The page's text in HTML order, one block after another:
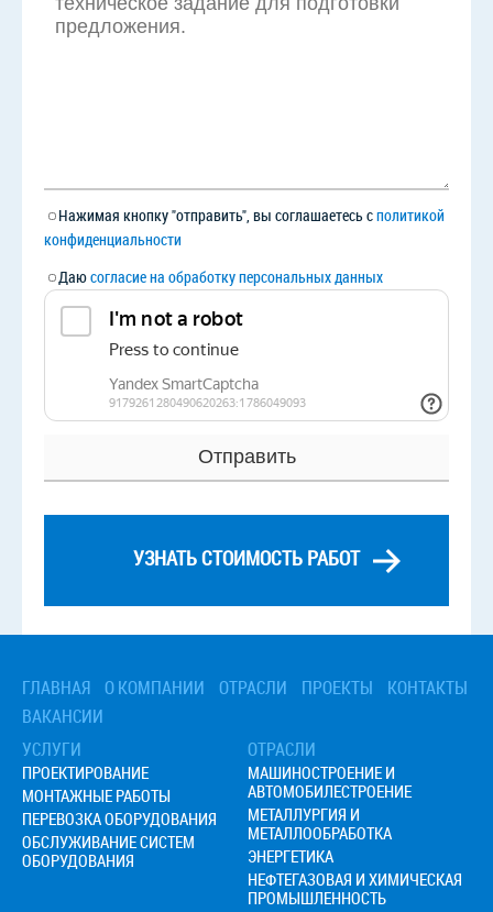
Нажимая кнопку "отправить", вы соглашаетесь сполитикой
конфиденциальности
Даюсогласие на обработку персональных данных
УЗНАТЬ СТОИМОСТЬ РАБОТ
› Монтаж конвейеров
ГЛАВНАЯ О КОМПАНИИ ОТРАСЛИ ПРОЕКТЫ
КОНТАКТЫ
ВАКАНСИИ
УСЛУГИ
ПРОЕКТИРОВАНИЕ
МОНТАЖНЫЕ РАБОТЫ
ПЕРЕВОЗКА ОБОРУДОВАНИЯ
ОБСЛУЖИВАНИЕ СИСТЕМ
ОБОРУДОВАНИЯ
ОТРАСЛИ
МАШИНОСТРОЕНИЕ И
АВТОМОБИЛЕСТРОЕНИЕ
МЕТАЛЛУРГИЯ И
МЕТАЛЛООБРАБОТКА
ЭНЕРГЕТИКА
НЕФТЕГАЗОВАЯ И ХИМИЧЕСКАЯ
ПРОМЫШЛЕННОСТЬ